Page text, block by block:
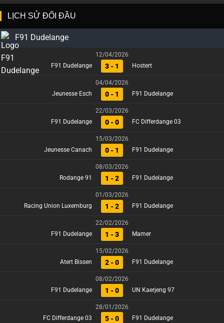
LỊCH SỬ ĐỐI ĐẦU
F91 Dudelange
12/04/2026
F91 Dudelange
3 - 1 Hostert
04/04/2026
Jeunesse Esch
0 - 1 F91 Dudelange
22/03/2026
F91 Dudelange
0 - 0 FC Differdange 03
15/03/2026
Jeunesse Canach
0 - 1 F91 Dudelange
08/03/2026
Rodange 91
1 - 2 F91 Dudelange
01/03/2026
Racing Union Luxemburg
1 - 2 F91 Dudelange
22/02/2026
F91 Dudelange
1 - 3 Mamer
15/02/2026
Atert Bissen
2 - 0 F91 Dudelange
08/02/2026
F91 Dudelange
1 - 0 UN Kaerjeng 97
28/01/2026
FC Differdange 03
5 - 0 F91 Dudelange